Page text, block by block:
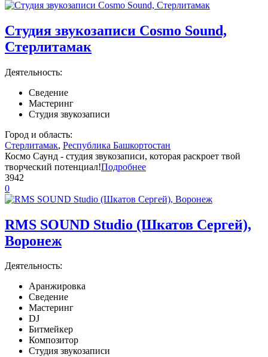
Студия звукозаписи Cosmo Sound,
Стерлитамак
Деятельность:
Сведение
Мастеринг
Студия звукозаписи
Город и область:
Стерлитамак, Республика Башкортостан
Космо Саунд - студия звукозаписи, которая раскроет твой
творческий потенциал!Подробнее
3942
0
RMS SOUND Studio (Шкатов Сергей),
Воронеж
Деятельность:
Аранжировка
Сведение
Мастеринг
DJ
Битмейкер
Композитор
Студия звукозаписи